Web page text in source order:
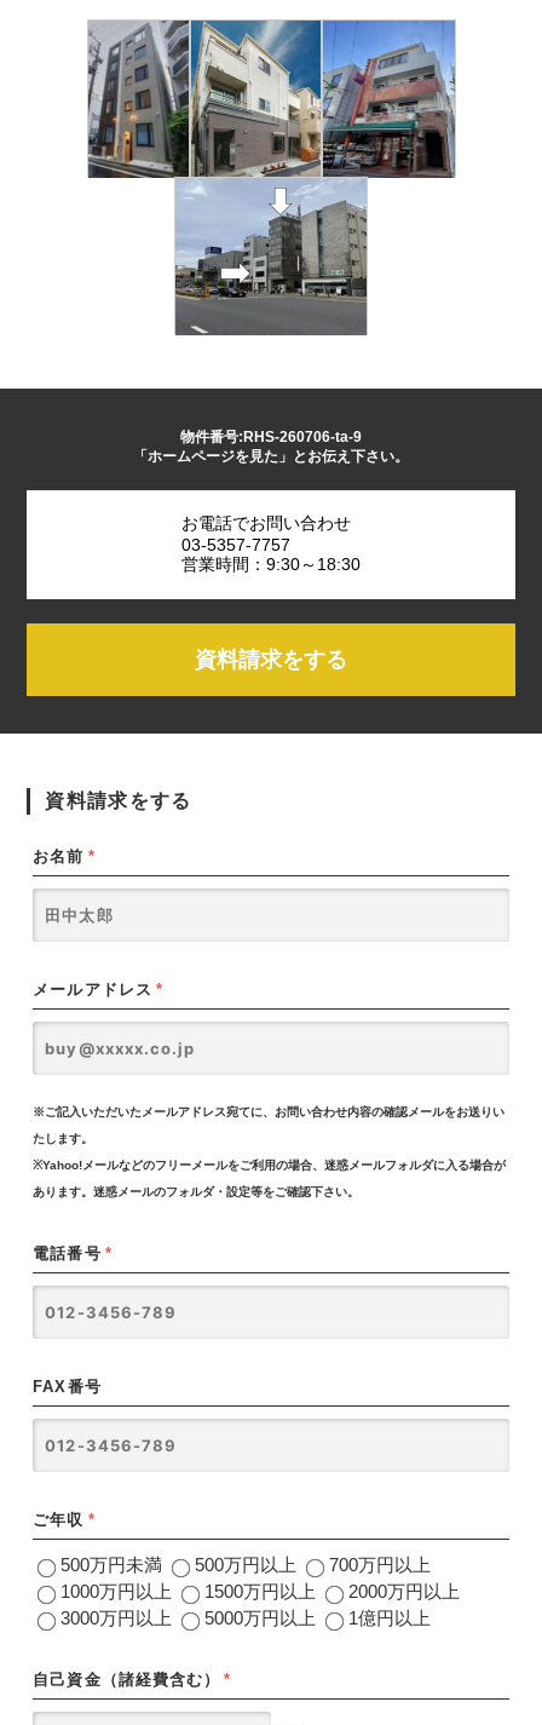
物件番号:RHS-260706-ta-9
「ホームページを見た」とお伝え下さい。
お電話でお問い合わせ
03-5357-7757
営業時間：9:30～18:30
資料請求をする
資料請求をする
お名前 *
メールアドレス *
※ご記入いただいたメールアドレス宛てに、お問い合わせ内容の確認メールをお送りい
たします。
※Yahoo!メールなどのフリーメールをご利用の場合、迷惑メールフォルダに入る場合が
あります。迷惑メールのフォルダ・設定等をご確認下さい。
電話番号 *
FAX番号
ご年収 *
500万円未満 500万円以上
700万円以上
1000万円以上
1500万円以上
2000万円以上
3000万円以上
5000万円以上 1億円以上
自己資金（諸経費含む） *